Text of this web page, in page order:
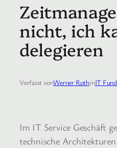
nicht, ich
delegieren
Verfasst vonWerner RothinIT
Im IT Service Geschäft
technische